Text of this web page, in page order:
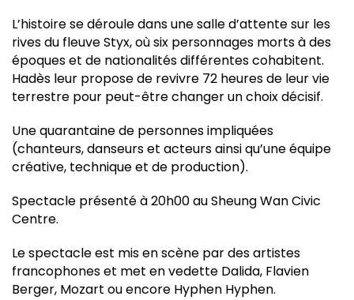
L’histoire se déroule dans une salle d’attente sur les
rives du fleuve Styx, où six personnages morts à des
époques et de nationalités différentes cohabitent.
Hadès leur propose de revivre 72 heures de leur vie
terrestre pour peut-être changer un choix décisif.
Une quarantaine de personnes impliquées
(chanteurs, danseurs et acteurs ainsi qu’une équipe
créative, technique et de production).
Spectacle présenté à 20h00 au Sheung Wan Civic
Centre.
Le spectacle est mis en scène par des artistes
francophones et met en vedette Dalida, Flavien
Berger, Mozart ou encore Hyphen Hyphen.